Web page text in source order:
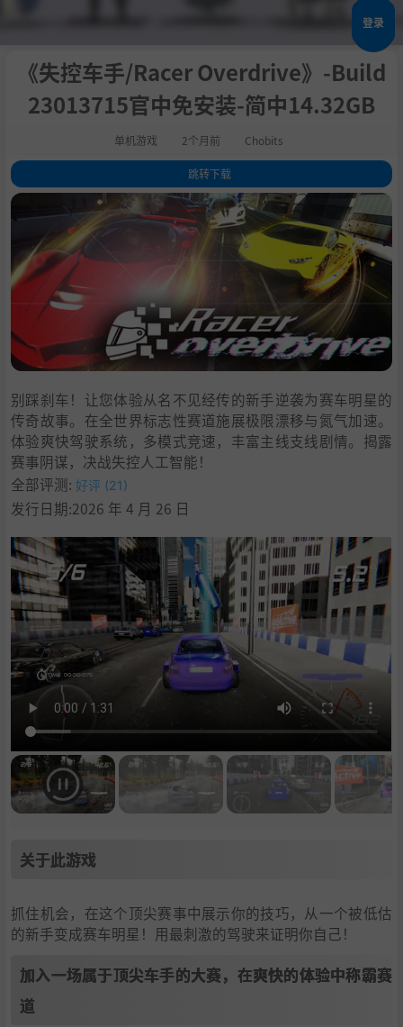
登录
《失控车手/Racer Overdrive》-Build
23013715官中免安装-简中14.32GB
单机游戏 2个月前 Chobits
跳转下载
1.关于此游戏
2.加入一场属于顶尖车手的大赛，在爽快的体验中称霸赛道
4. 积攒人气，并参与各种任务
揭露大赛阴谋，与失控AI进行BOSS战
值得关注的功能
系统需求
10.学习
别踩刹车！让您体验从名不见经传的新手逆袭为赛车明星的
传奇故事。在全世界标志性赛道施展极限漂移与氮气加速。
体验爽快驾驶系统，多模式竞速，丰富主线支线剧情。揭露
赛事阴谋，决战失控人工智能！
全部评测: 好评 (21)
发行日期:2026 年 4 月 26 日
关于此游戏
抓住机会，在这个顶尖赛事中展示你的技巧，从一个被低估
的新手变成赛车明星！用最刺激的驾驶来证明你自己！
加入一场属于顶尖车手的大赛，在爽快的体验中称霸赛
道